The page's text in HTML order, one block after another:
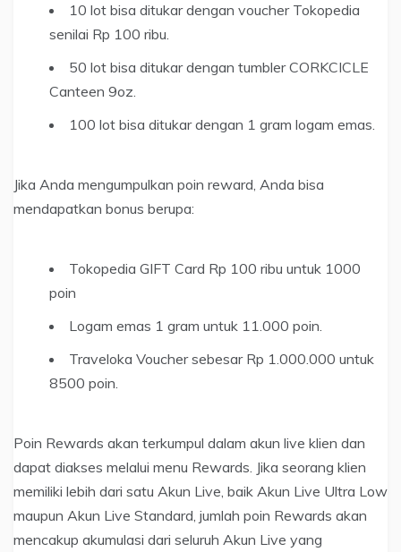
10 lot bisa ditukar dengan voucher Tokopedia
senilai Rp 100 ribu.
50 lot bisa ditukar dengan tumbler CORKCICLE
Canteen 9oz.
100 lot bisa ditukar dengan 1 gram logam emas.
Jika Anda mengumpulkan poin reward, Anda bisa
mendapatkan bonus berupa:
Tokopedia GIFT Card Rp 100 ribu untuk 1000
poin
Logam emas 1 gram untuk 11.000 poin.
Traveloka Voucher sebesar Rp 1.000.000 untuk
8500 poin.
Poin Rewards akan terkumpul dalam akun live klien dan
dapat diakses melalui menu Rewards. Jika seorang klien
memiliki lebih dari satu Akun Live, baik Akun Live Ultra Low
maupun Akun Live Standard, jumlah poin Rewards akan
mencakup akumulasi dari seluruh Akun Live yang